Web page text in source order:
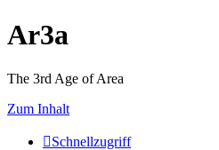
Ar3a
The 3rd Age of Area
Zum Inhalt
Schnellzugriff